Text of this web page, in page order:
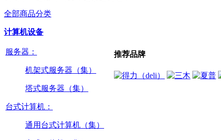
全部商品分类
计算机设备
服务器：
机架式服务器（集）
塔式服务器（集）
台式计算机：
通用台式计算机（集）
推荐品牌